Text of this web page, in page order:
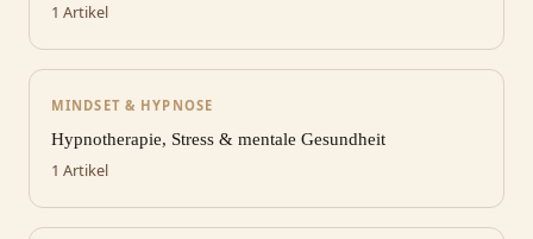
1 Artikel
MINDSET & HYPNOSE
Hypnotherapie, Stress & mentale Gesundheit
1 Artikel